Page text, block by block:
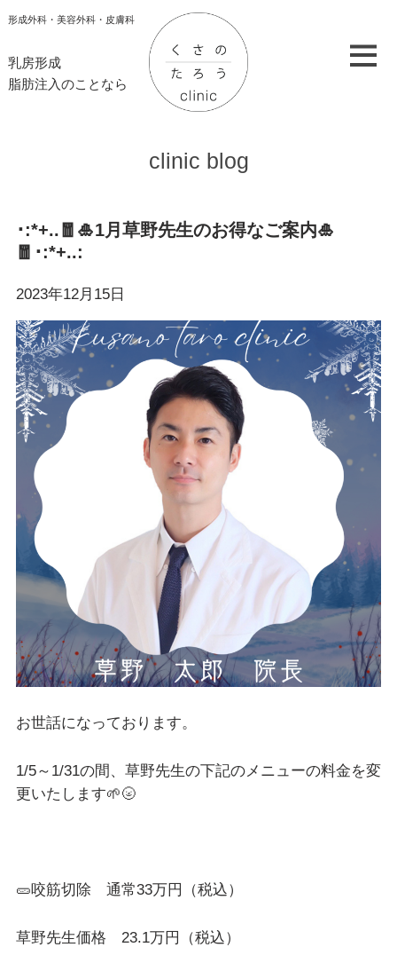
形成外科・美容外科・皮膚科
乳房形成
脂肪注入のことなら
clinic blog
･:*+..🧧🎍1月草野先生のお得なご案内🎍
🧧･:*+..:
2023年12月15日
お世話になっております。
1/5～1/31の間、草野先生の下記のメニューの料金を変
更いたします🌱🌝
🥒咬筋切除 通常33万円（税込）
草野先生価格 23.1万円（税込）